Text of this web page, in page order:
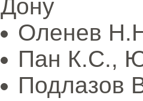
Дону
Оленев
Пан К.С.,
Подлазов